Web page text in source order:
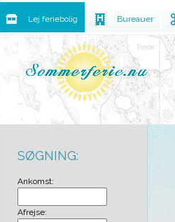
SØGNING:
Ankomst:
Afrejse:
Lej feriebolig Bureauer